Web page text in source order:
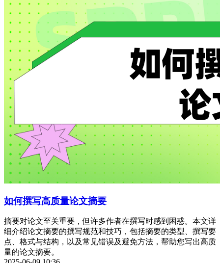
如何撰写高质量论文摘要
摘要对论文至关重要，但许多作者在撰写时感到困惑。本文详
细介绍论文摘要的撰写规范和技巧，包括摘要的类型、撰写要
点、格式与结构，以及常见错误及避免方法，帮助您写出高质
量的论文摘要。